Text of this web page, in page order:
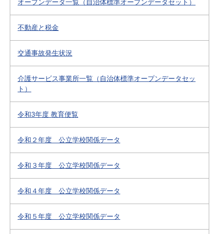
オープンデータ一覧（自治体標準オープンデータセット）
不動産と税金
交通事故発生状況
介護サービス事業所一覧（自治体標準オープンデータセッ
ト）
令和3年度 教育便覧
令和２年度 公立学校関係データ
令和３年度 公立学校関係データ
令和４年度 公立学校関係データ
令和５年度 公立学校関係データ